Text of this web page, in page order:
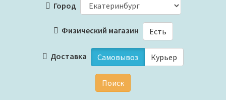
Город
Физический магазин Есть
Доставка Самовывоз Курьер
Поиск